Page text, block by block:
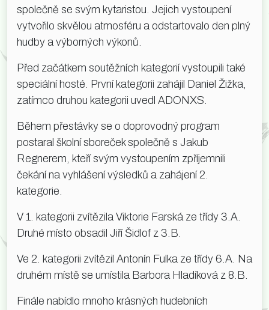
společně se svým kytaristou. Jejich vystoupení
vytvořilo skvělou atmosféru a odstartovalo den plný
hudby a výborných výkonů.
Před začátkem soutěžních kategorií vystoupili také
speciální hosté. První kategorii zahájil Daniel Žižka,
zatímco druhou kategorii uvedl ADONXS.
Během přestávky se o doprovodný program
postaral školní sboreček společně s Jakub
Regnerem, kteří svým vystoupením zpříjemnili
čekání na vyhlášení výsledků a zahájení 2.
kategorie.
V 1. kategorii zvítězila Viktorie Farská ze třídy 3.A.
Druhé místo obsadil Jiří Šidlof z 3.B.
Ve 2. kategorii zvítězil Antonín Fulka ze třídy 6.A. Na
druhém místě se umístila Barbora Hladíková z 8.B.
Finále nabídlo mnoho krásných hudebních